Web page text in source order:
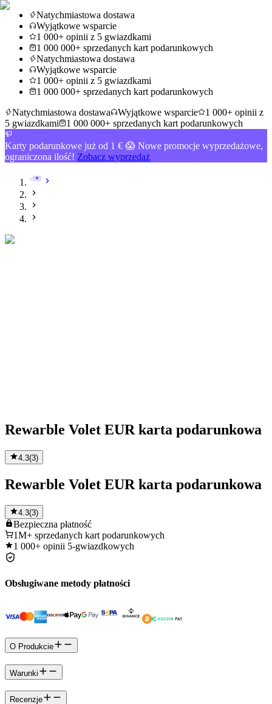
Natychmiastowa dostawa
Wyjątkowe wsparcie
1 000+ opinii z 5 gwiazdkami
1 000 000+ sprzedanych kart podarunkowych
Natychmiastowa dostawa
Wyjątkowe wsparcie
1 000+ opinii z 5 gwiazdkami
1 000 000+ sprzedanych kart podarunkowych
Natychmiastowa dostawa
Wyjątkowe wsparcie
1 000+ opinii z
5 gwiazdkami
1 000 000+ sprzedanych kart podarunkowych
Karty podarunkowe już od 1 € 😱 Nowe promocje wyprzedażowe,
ograniczona ilość! Zobacz wyprzedaż
Rewarble Volet EUR karta podarunkowa
4.3(3)
Rewarble Volet EUR karta podarunkowa
4.3(3)
Bezpieczna płatność
1M+ sprzedanych kart podarunkowych
1 000+ opinii 5-gwiazdkowych
Obsługiwane metody płatności
O Produkcie
Warunki
Recenzje